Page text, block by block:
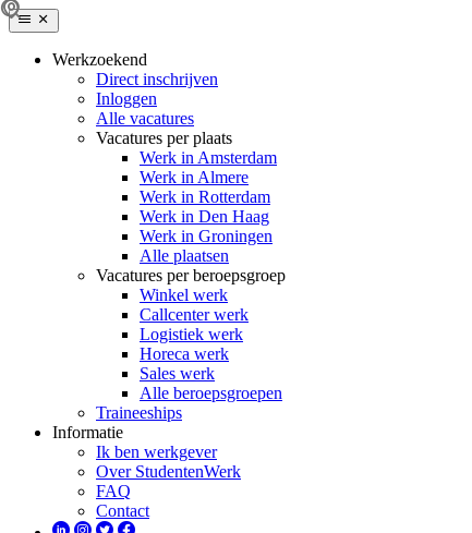
Werkzoekend
Direct inschrijven
Inloggen
Alle vacatures
Vacatures per plaats
Werk in Amsterdam
Werk in Almere
Werk in Rotterdam
Werk in Den Haag
Werk in Groningen
Alle plaatsen
Vacatures per beroepsgroep
Winkel werk
Callcenter werk
Logistiek werk
Horeca werk
Sales werk
Alle beroepsgroepen
Traineeships
Informatie
Ik ben werkgever
Over StudentenWerk
FAQ
Contact